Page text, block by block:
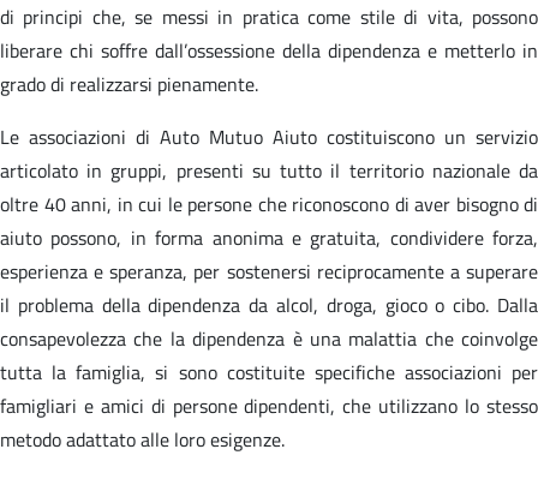
di principi che, se messi in pratica come stile di vita, possono
liberare chi soffre dall’ossessione della dipendenza e metterlo in
grado di realizzarsi pienamente.
Le associazioni di Auto Mutuo Aiuto costituiscono un servizio
articolato in gruppi, presenti su tutto il territorio nazionale da
oltre 40 anni, in cui le persone che riconoscono di aver bisogno di
aiuto possono, in forma anonima e gratuita, condividere forza,
esperienza e speranza, per sostenersi reciprocamente a superare
il problema della dipendenza da alcol, droga, gioco o cibo. Dalla
consapevolezza che la dipendenza è una malattia che coinvolge
tutta la famiglia, si sono costituite specifiche associazioni per
famigliari e amici di persone dipendenti, che utilizzano lo stesso
metodo adattato alle loro esigenze.